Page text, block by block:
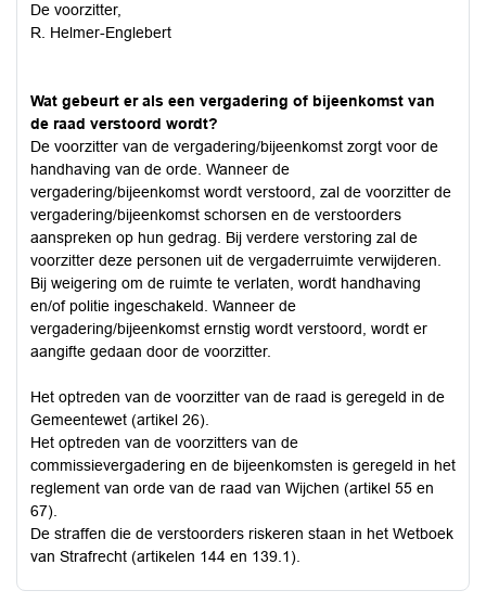
De voorzitter,
R. Helmer-Englebert
Wat gebeurt er als een vergadering of bijeenkomst van
de raad verstoord wordt?
De voorzitter van de vergadering/bijeenkomst zorgt voor de
handhaving van de orde. Wanneer de
vergadering/bijeenkomst wordt verstoord, zal de voorzitter de
vergadering/bijeenkomst schorsen en de verstoorders
aanspreken op hun gedrag. Bij verdere verstoring zal de
voorzitter deze personen uit de vergaderruimte verwijderen.
Bij weigering om de ruimte te verlaten, wordt handhaving
en/of politie ingeschakeld. Wanneer de
vergadering/bijeenkomst ernstig wordt verstoord, wordt er
aangifte gedaan door de voorzitter.
Het optreden van de voorzitter van de raad is geregeld in de
Gemeentewet (artikel 26).
Het optreden van de voorzitters van de
commissievergadering en de bijeenkomsten is geregeld in het
reglement van orde van de raad van Wijchen (artikel 55 en
67).
De straffen die de verstoorders riskeren staan in het Wetboek
van Strafrecht (artikelen 144 en 139.1).